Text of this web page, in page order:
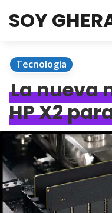
SOY
Tecnología
La nueva
HP X2